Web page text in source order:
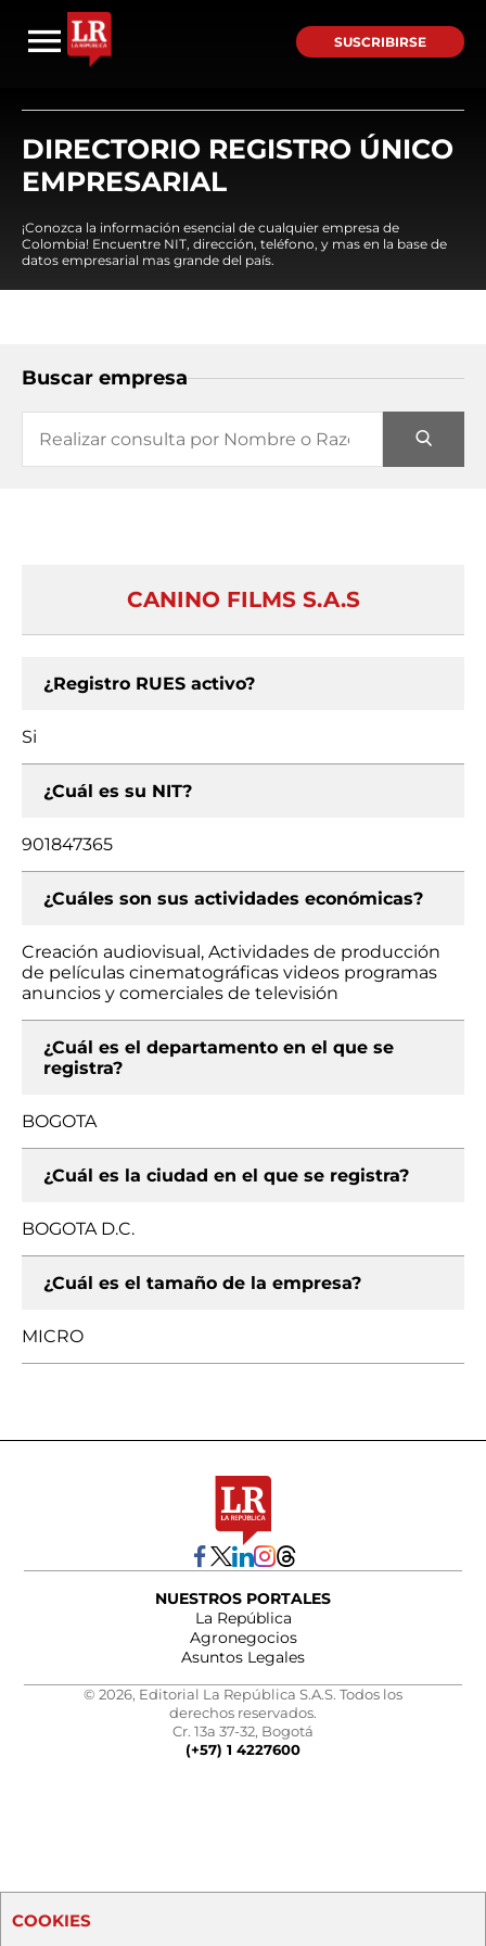
SUSCRIBIRSE
DIRECTORIO REGISTRO ÚNICO
EMPRESARIAL
¡Conozca la información esencial de cualquier empresa de
Colombia! Encuentre NIT, dirección, teléfono, y mas en la base de
datos empresarial mas grande del país.
Buscar empresa
CANINO FILMS S.A.S
¿Registro RUES activo?
Si
¿Cuál es su NIT?
901847365
¿Cuáles son sus actividades económicas?
Creación audiovisual, Actividades de producción
de películas cinematográficas videos programas
anuncios y comerciales de televisión
¿Cuál es el departamento en el que se
registra?
BOGOTA
¿Cuál es la ciudad en el que se registra?
BOGOTA D.C.
¿Cuál es el tamaño de la empresa?
MICRO
NUESTROS PORTALES
La República
Agronegocios
Asuntos Legales
© 2026, Editorial La República S.A.S. Todos los
derechos reservados.
Cr. 13a 37-32, Bogotá
(+57) 1 4227600
COOKIES